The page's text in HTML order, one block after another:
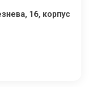
16, корпус